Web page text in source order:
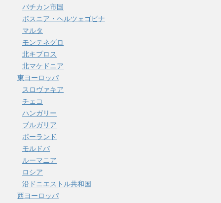
バチカン市国
ボスニア・ヘルツェゴビナ
マルタ
モンテネグロ
北キプロス
北マケドニア
東ヨーロッパ
スロヴァキア
チェコ
ハンガリー
ブルガリア
ポーランド
モルドバ
ルーマニア
ロシア
沿ドニエストル共和国
西ヨーロッパ